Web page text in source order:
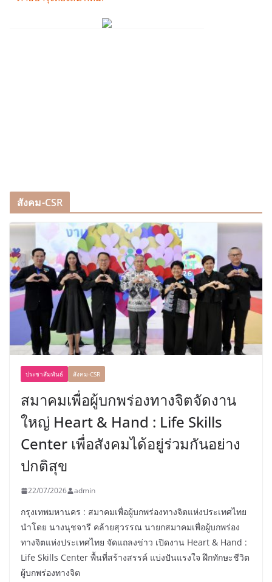
สังคม-CSR
ประชาสัมพันธ์ สังคม-CSR
สมาคมเพื่อผู้บกพร่องทางจิตจัดงาน
ใหญ่ Heart & Hand : Life Skills
Center เพื่อสังคมได้อยู่ร่วมกันอย่าง
ปกติสุข
22/07/2026 admin
กรุงเทพมหานคร : สมาคมเพื่อผู้บกพร่องทางจิตแห่งประเทศไทย
นำโดย นางนุชจารี คล้ายสุวรรณ นายกสมาคมเพื่อผู้บกพร่อง
ทางจิตแห่งประเทศไทย จัดแถลงข่าว เปิดงาน Heart & Hand :
Life Skills Center พื้นที่สร้างสรรค์ แบ่งปันแรงใจ ฝึกทักษะชีวิต
ผู้บกพร่องทางจิต